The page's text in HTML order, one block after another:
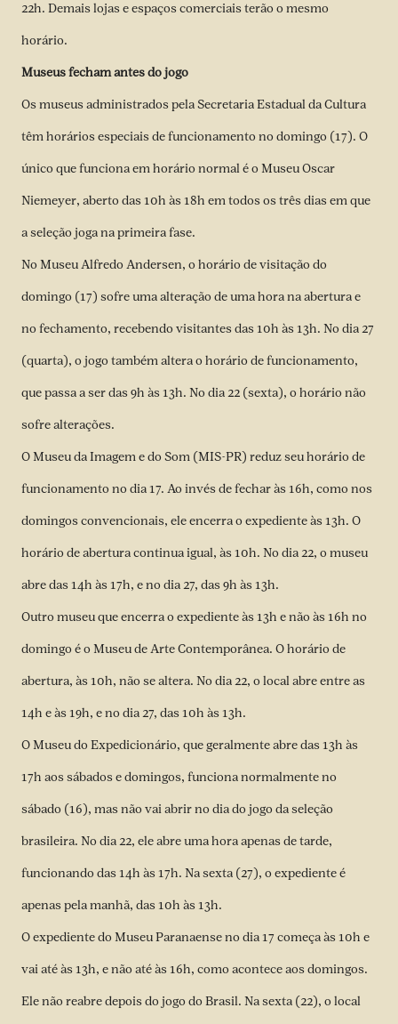
22h. Demais lojas e espaços comerciais terão o mesmo
horário.
Museus fecham antesdo jogo
Os museus administrados pela Secretaria Estadual da Cultura
têm horários especiais de funcionamento no domingo (17). O
único que funciona em horário normal é o Museu Oscar
Niemeyer, aberto das 10h às 18h em todos os três dias em que
a seleção joga na primeira fase.
No Museu Alfredo Andersen, o horário de visitação do
domingo (17) sofre uma alteração de uma hora na abertura e
no fechamento, recebendo visitantes das 10h às 13h. No dia 27
(quarta), o jogo também altera o horário de funcionamento,
que passa a ser das 9h às 13h. No dia 22 (sexta), o horário não
sofre alterações.
O Museu da Imagem e do Som (MIS-PR) reduz seu horário de
funcionamento no dia 17. Ao invés de fechar às 16h, como nos
domingos convencionais, ele encerra o expediente às 13h. O
horário de abertura continua igual, às 10h. No dia 22, o museu
abre das 14h às 17h, e no dia 27, das 9h às 13h.
Outro museu que encerra o expediente às 13h e não às 16h no
domingo é o Museu de Arte Contemporânea. O horário de
abertura, às 10h, não se altera. No dia 22, o local abre entre as
14h e às 19h, e no dia 27, das 10h às 13h.
O Museu do Expedicionário, que geralmente abre das 13h às
17h aos sábados e domingos, funciona normalmente no
sábado (16), mas não vai abrir no dia do jogo da seleção
brasileira. No dia 22, ele abre uma hora apenas de tarde,
funcionando das 14h às 17h. Na sexta (27), o expediente é
apenas pela manhã, das 10h às 13h.
O expediente do Museu Paranaense no dia 17 começa às 10h e
vai até às 13h, e não até às 16h, como acontece aos domingos.
Ele não reabre depois do jogo do Brasil. Na sexta (22), o local